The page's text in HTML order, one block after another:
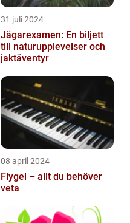
31 juli 2024
Jägarexamen: En biljett
till naturupplevelser och
jaktäventyr
08 april 2024
Flygel – allt du behöver
veta